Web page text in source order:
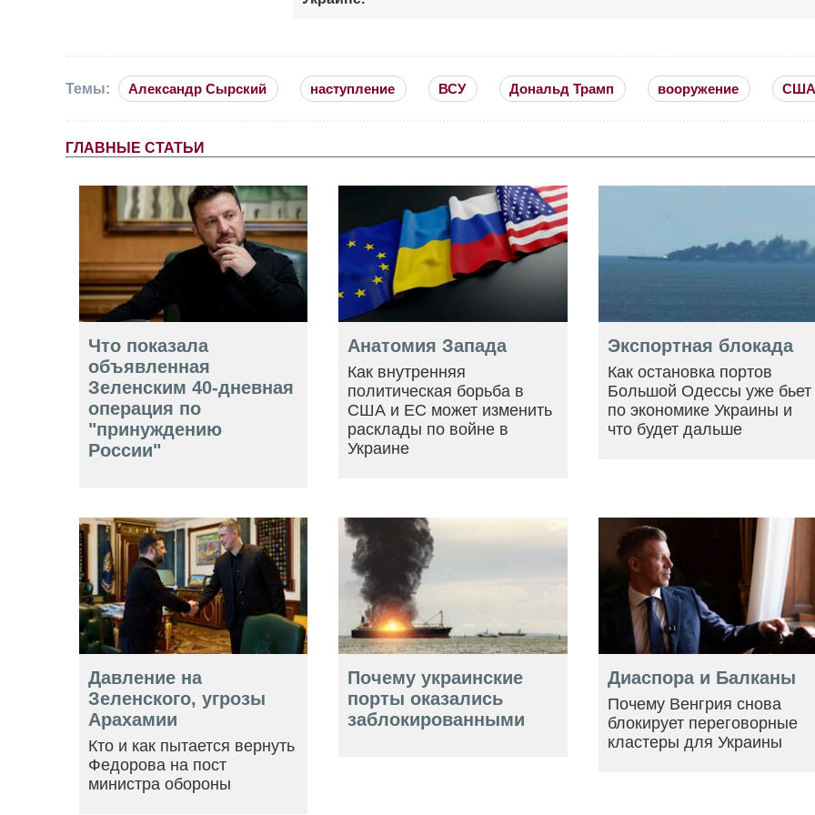
Темы: Александр Сырский наступление ВСУ Дональд Трамп вооружение США
ГЛАВНЫЕ СТАТЬИ
Что показала
объявленная
Зеленским 40-дневная
операция по
"принуждению
России"
Анатомия Запада
Как внутренняя
политическая борьба в
США и ЕС может изменить
расклады по войне в
Украине
Экспортная блокада
Как остановка портов
Большой Одессы уже бьет
по экономике Украины и
что будет дальше
Давление на
Зеленского, угрозы
Арахамии
Кто и как пытается вернуть
Федорова на пост
министра обороны
Почему украинские
порты оказались
заблокированными
Диаспора и Балканы
Почему Венгрия снова
блокирует переговорные
кластеры для Украины